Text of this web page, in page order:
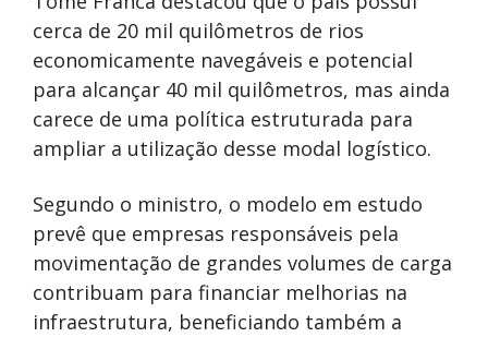
cerca de 20 mil quilômetros de rios
economicamente navegáveis e potencial
para alcançar 40 mil quilômetros, mas ainda
carece de uma política estruturada para
ampliar a utilização desse modal logístico.
Segundo o ministro, o modelo em estudo
prevê que empresas responsáveis pela
movimentação de grandes volumes de carga
contribuam para financiar melhorias na
infraestrutura, beneficiando também a